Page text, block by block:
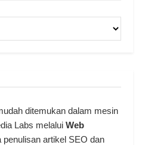
ditemukan dalam mesin
Labs melalui Web
penulisan artikel SEO dan